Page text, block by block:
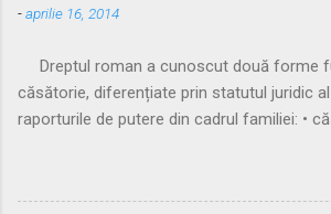
-aprilie 16, 2014
Dreptul roman a cunoscut două forme
căsătorie, diferențiate prin statutul juridic
raporturile de putere din cadrul familiei: •
și practicată a fost căsătoria cu manus,
trecea sub autoritatea soțului, devenind